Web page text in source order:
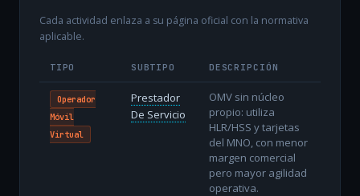
Cada actividad enlaza a su página oficial con la normativa
aplicable.
TIPO SUBTIPO DESCRIPCIÓN
Operador
Móvil
Virtual
Prestador
De Servicio
OMV sin núcleo
propio: utiliza
HLR/HSS y tarjetas
del MNO, con menor
margen comercial
pero mayor agilidad
operativa.